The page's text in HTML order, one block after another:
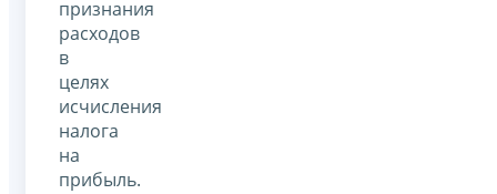
признания
расходов
в
целях
исчисления
налога
на
прибыль.